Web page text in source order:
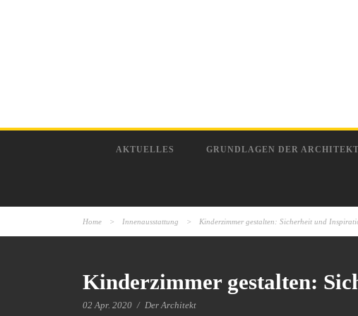
AKTUELLES GRUNDLAGEN DER
Home > Innenausstattung > Kinderzimmer gestalten: Sicherheit und
Kinderzimmer gestalten:
02 Apr. 2020 / Der Architekt